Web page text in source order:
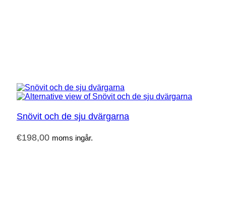
Snövit och de sju dvärgarna
€198,00 moms ingår.